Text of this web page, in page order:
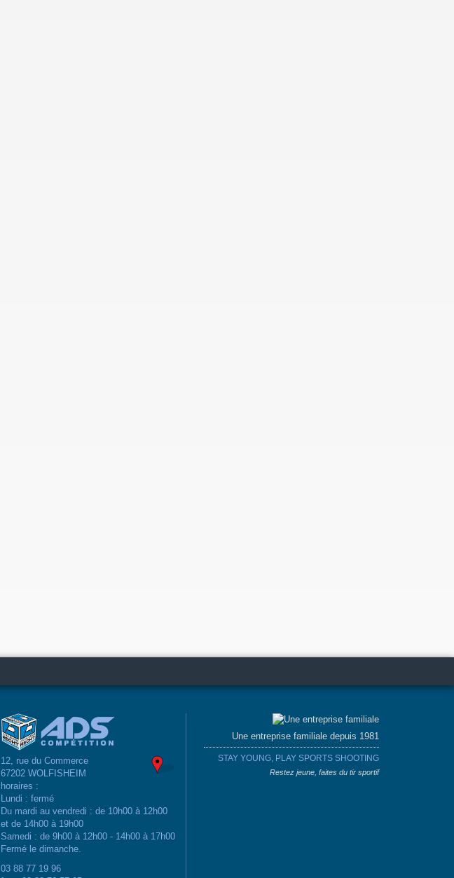
12, rue du Commerce
67202 WOLFISHEIM
horaires :
Lundi : fermé
Du mardi au vendredi : de 10h00 à 12h00
et de 14h00 à 19h00
Samedi : de 9h00 à 12h00 - 14h00 à 17h00
Fermé le dimanche.
03 88 77 19 96
Une entreprise familiale depuis 1981
STAY YOUNG, PLAY SPORTS SHOOTING
Restez jeune, faites du tir sportif